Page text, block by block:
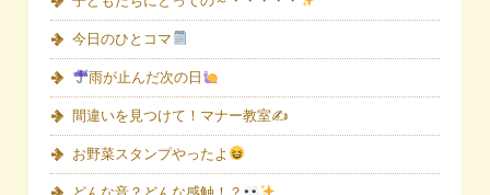
今日のひとコマ
雨が止んだ次の日
間違いを見つけて！マナー教室✍
お野菜スタンプやったよ